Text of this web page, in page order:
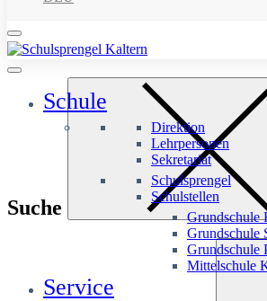
Schule
Direktion
Lehrpersonen
Sekretariat
Schulsprengel
Schulstellen
Grundschule
Grundschule
Grundschule
Mittelschule
Service
Suche